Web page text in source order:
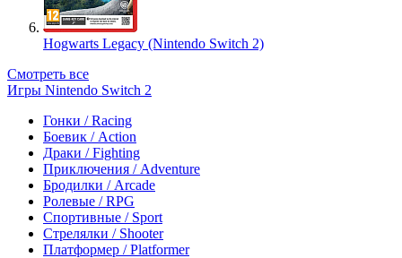
Hogwarts Legacy (Nintendo Switch 2)
Смотреть все
Игры Nintendo Switch 2
Гонки / Racing
Боевик / Action
Драки / Fighting
Приключения / Adventure
Бродилки / Arcade
Ролевые / RPG
Спортивные / Sport
Стрелялки / Shooter
Платформер / Platformer